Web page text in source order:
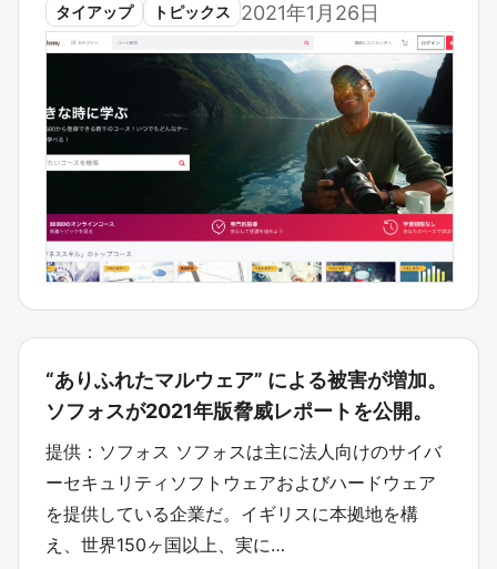
タイアップ トピックス 2021年1月26日
“ありふれたマルウェア” による被害が増加。
ソフォスが2021年版脅威レポートを公開。
提供：ソフォス ソフォスは主に法人向けのサイバ
ーセキュリティソフトウェアおよびハードウェア
を提供している企業だ。イギリスに本拠地を構
え、世界150ヶ国以上、実に…